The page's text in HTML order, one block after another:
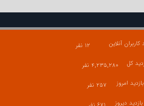
کاربران آنلاین
۱۲ نفر
کل
۴,۲۳۵,۲۸۰ نفر
بازدید امروز
۲۵۷ نفر
بازدید دیروز